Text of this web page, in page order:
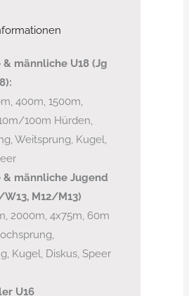
männliche U18 (Jg
400m, 1500m,
100m Hürden,
Weitsprung, Kugel,
männliche Jugend
W13, M12/M13)
2000m, 4x75m, 60m
Kugel, Diskus, Speer
U16